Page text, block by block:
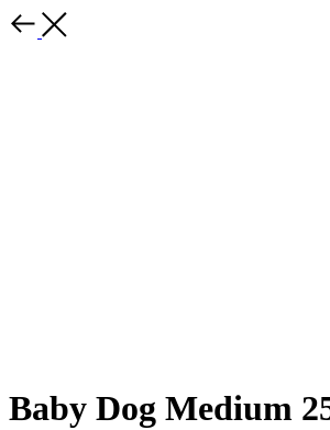
Baby Dog Medium